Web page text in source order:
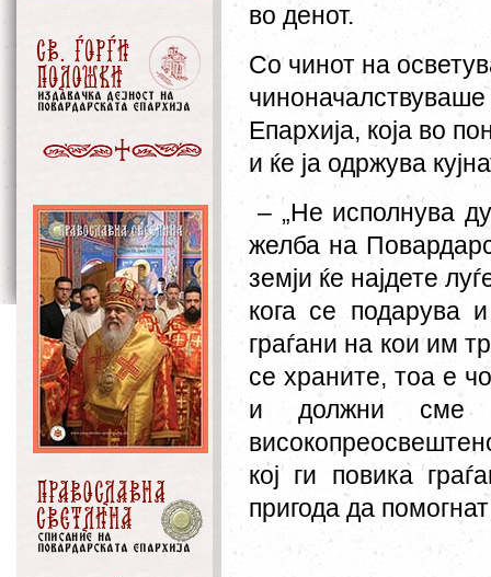
во денот.
Со чинот на
чиноначалствуваше
Епархија, која во
и ќе ја одржува
– „Не исполнува
желба на
земји ќе најдете
кога се подарува
граѓани на кои им
се храните, тоа е
и должни
кој ги повика
пригода да